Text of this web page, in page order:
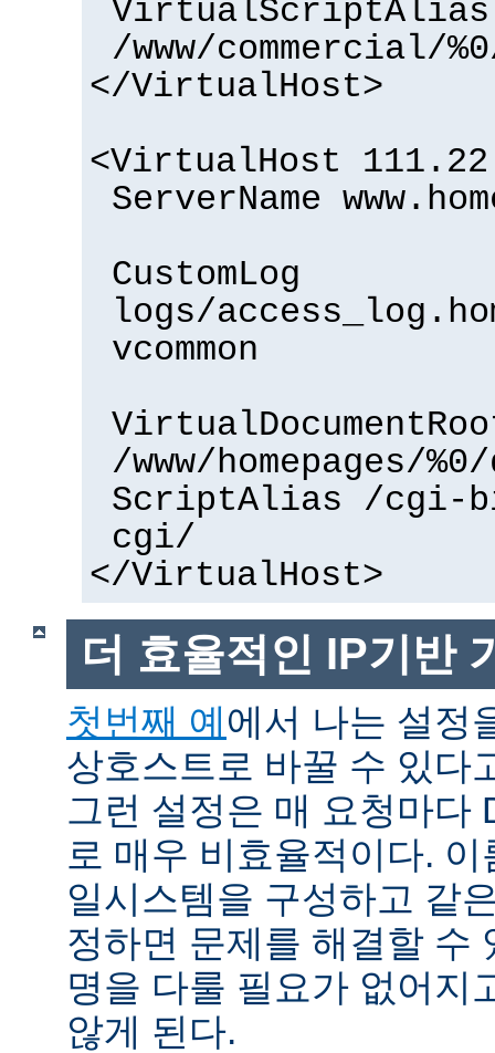
VirtualScriptAlias
/www/commercial/
</VirtualHost>
<VirtualHost
ServerName
CustomLog
logs/
vcommon
/www/homepages/
ScriptAlias /cgi-
cgi/
</VirtualHost>
더 효율적인 IP기반
첫번째 예에서 나는 설정
상호스트로 바꿀 수 있다
그런 설정은 매 요청마다
로 매우 비효율적이다.
일시스템을 구성하고 같
정하면 문제를 해결할 수
명을 다룰 필요가 없어지
않게 된다.